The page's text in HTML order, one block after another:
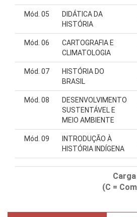
Mód. 05
DIDÁTICA DA
HISTÓRIA
Mód. 06
CARTOGRAFIA E
CLIMATOLOGIA
Mód. 07
HISTÓRIA DO
BRASIL
Mód. 08
DESENVOLVIMENTO
SUSTENTÁVEL E
MEIO AMBIENTE
Mód. 09
INTRODUÇÃO À
HISTÓRIA INDÍGENA
(C =